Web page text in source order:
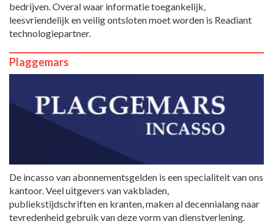
bedrijven. Overal waar informatie toegankelijk,
leesvriendelijk en veilig ontsloten moet worden is Readiant
technologiepartner.
Plaggemars
De incasso van abonnementsgelden is een specialiteit van ons
kantoor. Veel uitgevers van vakbladen,
publiekstijdschriften en kranten, maken al decennialang naar
tevredenheid gebruik van deze vorm van dienstverlening.